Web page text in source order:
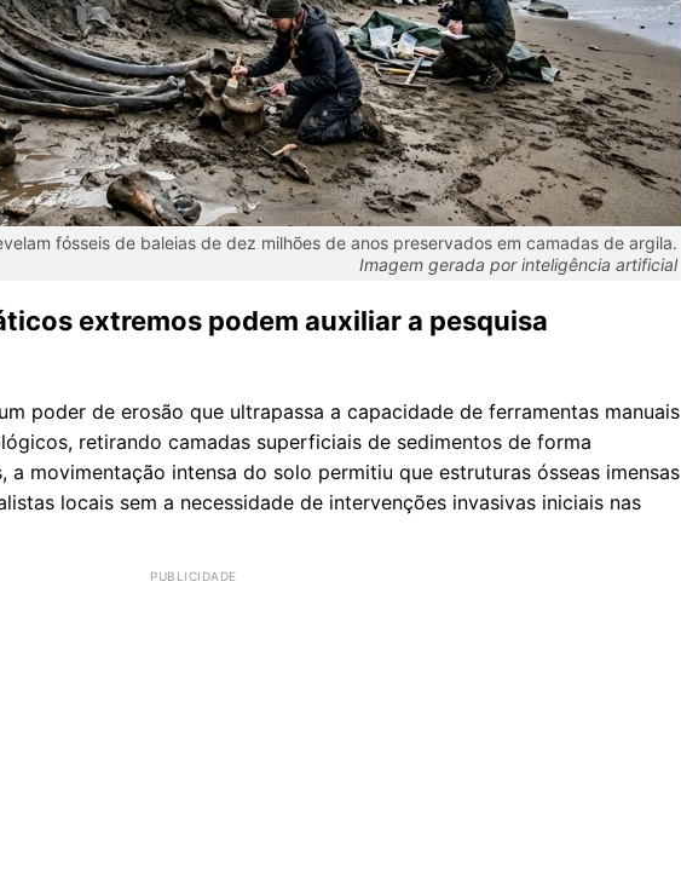
fósseis de baleias de dez milhões de anos preservados em camadas de argila.
Imagem gerada por inteligência artificial
extremos podem auxiliar a pesquisa
poder de erosão que ultrapassa a capacidade de ferramentas manuais
retirando camadas superficiais de sedimentos de forma
a movimentação intensa do solo permitiu que estruturas ósseas imensas
locais sem a necessidade de intervenções invasivas iniciais nas